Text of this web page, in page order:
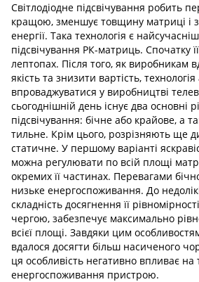
Світлодіодне підсвічування робить
кращою, зменшує товщину матриці і
енергії. Така технологія є
підсвічування РК-матриць. Спочатку
лептопах. Після того, як виробникам
якість та знизити вартість,
впроваджуватися у виробництві
сьогоднішній день існує два основні
підсвічування: бічне або крайове, а
тильне. Крім цього, розрізняють ще
статичне. У першому варіанті
можна регулювати по всій площі
окремих її частинах. Перевагами
низьке енергоспоживання. До
складність досягнення її
чергою, забезпечує максимально
всієї площі. Завдяки цим
вдалося досягти більш насиченого
ця особливість негативно впливає
енергоспоживання пристрою.